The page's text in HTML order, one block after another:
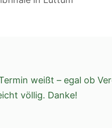
weißt – egal ob
völlig. Danke!